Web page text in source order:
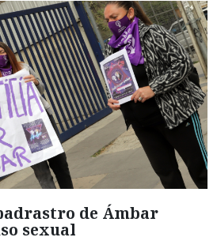
de Ámbar
sexual